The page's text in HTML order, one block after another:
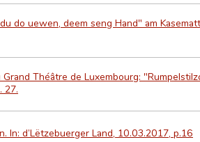
do uewen, deem seng Hand" am
Théâtre de Luxembourg:
27.
In: d’Lëtzebuerger Land, 10.03.2017, p.16